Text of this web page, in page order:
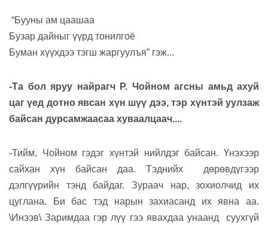
“Бууны ам цаашаа
Бузар дайныг үүрд тонилгоё
Буман хүүхдээ тэгш жаргуулъя” гэж...
-Та бол яруу найрагч Р. Чойном агсны амьд ахуй
цаг үед дотно явсан хүн шүү дээ, тэр хүнтэй уулзаж
байсан дурсамжаасаа хуваалцаач....
-Тийм, Чойном гэдэг хүнтэй нийлдэг байсан. Үнэхээр
сайхан хүн байсан даа. Тэднийх
дөрөвдүгээр
дэлгүүрийн тэнд байдаг. Зураач нар, зохиолчид их
цуглана. Би бас тэд нарын захиасанд их явна аа.
\Инээв\ Заримдаа гэр лүү гээ явахдаа унаанд
суухгүй